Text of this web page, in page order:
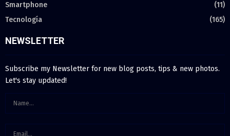
Smartphone
(11)
Tecnología
(165)
NEWSLETTER
Subscribe my Newsletter for new blog posts, tips & new photos.
Let's stay updated!